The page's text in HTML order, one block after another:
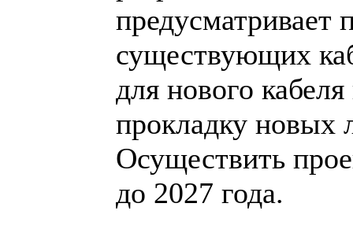
предусматривает
существующих
для нового
прокладку новых
Осуществить
до 2027 года.